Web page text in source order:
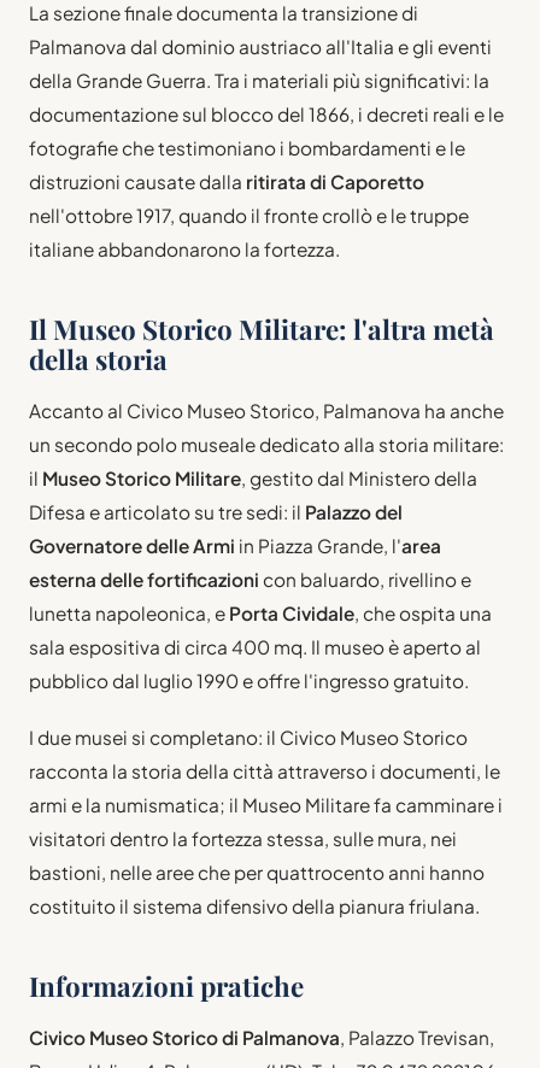
La sezione finale documenta la transizione di
Palmanova dal dominio austriaco all'Italia e gli eventi
della Grande Guerra. Tra i materiali più significativi: la
documentazione sul blocco del 1866, i decreti reali e le
fotografie che testimoniano i bombardamenti e le
distruzioni causate dalla ritirata di Caporetto
nell'ottobre 1917, quando il fronte crollò e le truppe
italiane abbandonarono la fortezza.
Il Museo Storico Militare: l'altra metà
della storia
Accanto al Civico Museo Storico, Palmanova ha anche
un secondo polo museale dedicato alla storia militare:
il Museo Storico Militare, gestito dal Ministero della
Difesa e articolato su tre sedi: il Palazzo del
Governatore delle Armi in Piazza Grande, l'area
esterna delle fortificazioni con baluardo, rivellino e
lunetta napoleonica, e Porta Cividale, che ospita una
sala espositiva di circa 400 mq. Il museo è aperto al
pubblico dal luglio 1990 e offre l'ingresso gratuito.
I due musei si completano: il Civico Museo Storico
racconta la storia della città attraverso i documenti, le
armi e la numismatica; il Museo Militare fa camminare i
visitatori dentro la fortezza stessa, sulle mura, nei
bastioni, nelle aree che per quattrocento anni hanno
costituito il sistema difensivo della pianura friulana.
Informazioni pratiche
Civico Museo Storico di Palmanova, Palazzo Trevisan,